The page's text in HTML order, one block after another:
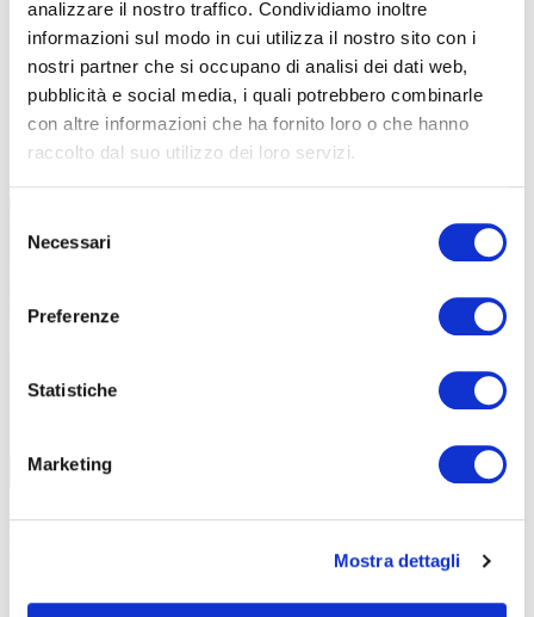
analizzare il nostro traffico. Condividiamo inoltre
informazioni sul modo in cui utilizza il nostro sito con i
nostri partner che si occupano di analisi dei dati web,
pubblicità e social media, i quali potrebbero combinarle
con altre informazioni che ha fornito loro o che hanno
raccolto dal suo utilizzo dei loro servizi.
delNecessari
Preferenze
Statistiche
Marketing
Mostra dettagli
Carrello elevatore
Preposti
Addetti al primo soccorso
FORMAZIONE LAVORATORI
AGGIORNAMENTO
CONTENUTI CORSO
DETTAGLI E ISCRIZIONE